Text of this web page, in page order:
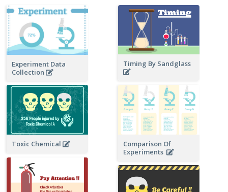
Experiment Data
Collection
Timing By Sandglass
Toxic Chemical
Comparison Of
Experiments